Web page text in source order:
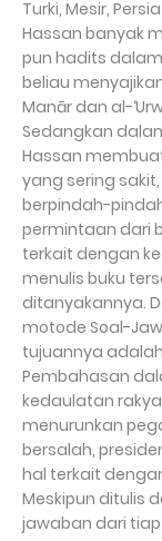
Turki, Mesir,
Hassan banyak
pun hadits
beliau
Manār dan al-
Sedangkan
Hassan
yang sering
berpindah-
permintaan dari
terkait dengan
menulis buku
ditanyakannya.
motode Soal-
tujuannya
Pembahasan
kedaulatan
menurunkan
bersalah,
hal terkait
Meskipun ditulis
jawaban dari